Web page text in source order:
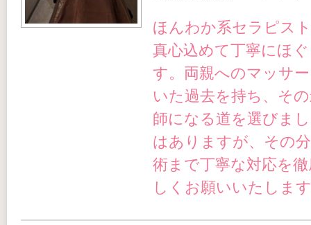
ほんわか系セラピス
真心込めて丁寧にほ
す。両親へのマッサ
いた過去を持ち、そ
師になる道を選びま
はありますが、その
術まで丁寧な対応を
しくお願いいたしま